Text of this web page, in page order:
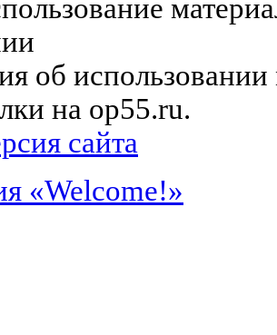
об
на op55.ru.
сайта
«Welcome!»